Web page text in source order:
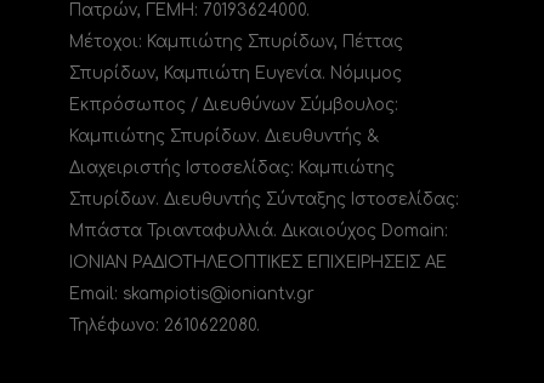
Πατρών, ΓΕΜΗ: 70193624000.
Μέτοχοι: Καμπιώτης Σπυρίδων, Πέττας
Σπυρίδων, Καμπιώτη Ευγενία. Νόμιμος
Εκπρόσωπος / Διευθύνων Σύμβουλος:
Καμπιώτης Σπυρίδων. Διευθυντής &
Διαχειριστής Ιστοσελίδας: Καμπιώτης
Σπυρίδων. Διευθυντής Σύνταξης Ιστοσελίδας:
Μπάστα Τριανταφυλλιά. Δικαιούχος Domain:
ΙΟΝΙΑΝ ΡΑΔΙΟΤΗΛΕΟΠΤΙΚΕΣ ΕΠΙΧΕΙΡΗΣΕΙΣ ΑΕ
Email: skampiotis@ioniantv.gr
Τηλέφωνο: 2610622080.